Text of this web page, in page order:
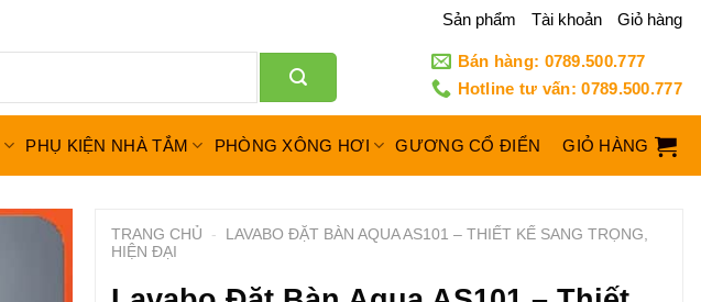
Sản phẩm Tài khoản Giỏ hàng
Bán hàng: 0789.500.777
Hotline tư vấn: 0789.500.777
PHỤ KIỆN NHÀ TẮM PHÒNG XÔNG HƠI GƯƠNG CỔ ĐIỂN GIỎ HÀNG
TRANG CHỦ -
LAVABO ĐẶT BÀN AQUA AS101 – THIẾT KẾ SANG TRỌNG,
HIỆN ĐẠI